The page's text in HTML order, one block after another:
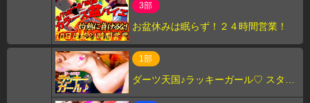
3部
お盆休みは眠らず！２４時間営業！
1部
ダーツ天国♪ラッキーガール♡ スタッ